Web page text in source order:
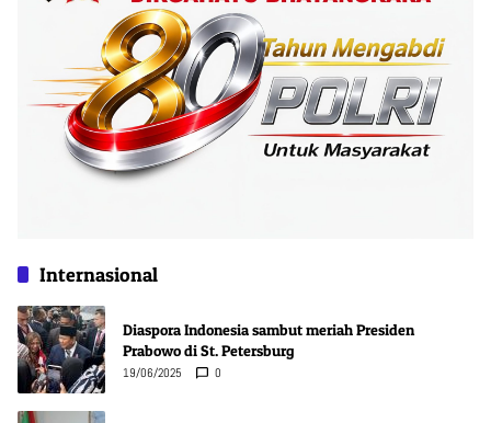
Internasional
Diaspora Indonesia sambut meriah Presiden
Prabowo di St. Petersburg
19/06/2025 0